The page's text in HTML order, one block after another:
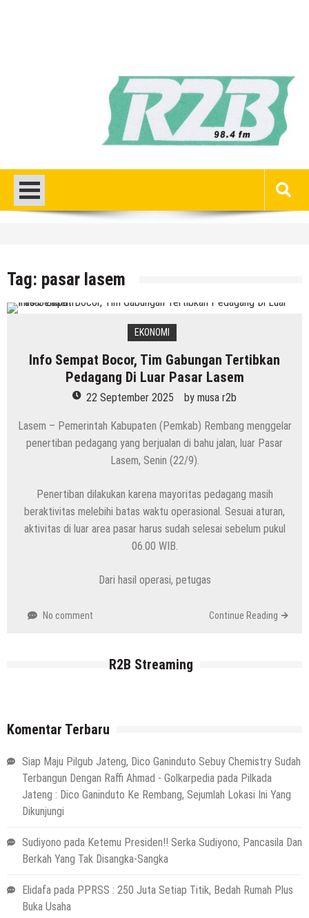
Tanggapan Kepala SMP N 5 Rembang
6 Agustus 2026
Pria Asli Rembang Masuk Staf
Kepelatihan Timnas, Berikut Profil
Lengkapnya
6 Agustus 2026 bymusa r2b
Masih Buka Atau Tutup ?? Nasib Dapur
SPPG Mondoteko 3, Usai Dugaan
Keracunan MBG Menyeruak
HEADLINE
Temuan Jenazah Bayi Di Bawah Almari,
Aparat Polres Rembang Gerak Cepat
6 Agustus 2026
Gas, Silaturahmi Dengan Wartawan PWI
Ini Ciri-Cirinya, Siapa Tahu Keluarga Anda
Pantai Utara Rembang)
29 Juli 2026 by musa r2b
HEADLINE
Sejumlah Tips Membeli Tanah Kapling,
Terapkan Ini!! Ada Cara Yang Jarang
Terpikirkan Orang Awam
HEADLINE
Lewati Cerita Kelam Mirip Sinetron,
Tag: pasar lasem
EKONOMI
Info Sempat Bocor, Tim Gabungan Tertibkan
Pedagang Di Luar Pasar Lasem
22 September 2025 by musa r2b
Lasem – Pemerintah Kabupaten (Pemkab) Rembang menggelar
penertiban pedagang yang berjualan di bahu jalan, luar Pasar
Lasem, Senin (22/9).
Penertiban dilakukan karena mayoritas pedagang masih
beraktivitas melebihi batas waktu operasional. Sesuai aturan,
aktivitas di luar area pasar harus sudah selesai sebelum pukul
06.00 WIB.
Dari hasil operasi, petugas
No comment Continue Reading
R2B Streaming
Komentar Terbaru
Siap Maju Pilgub Jateng, Dico Ganinduto Sebuy Chemistry Sudah
Terbangun Dengan Raffi Ahmad - Golkarpedia pada Pilkada
Jateng : Dico Ganinduto Ke Rembang, Sejumlah Lokasi Ini Yang
Dikunjungi
Sudiyono pada Ketemu Presiden!! Serka Sudiyono, Pancasila Dan
Berkah Yang Tak Disangka-Sangka
Elidafa pada PPRSS : 250 Juta Setiap Titik, Bedah Rumah Plus
Buka Usaha